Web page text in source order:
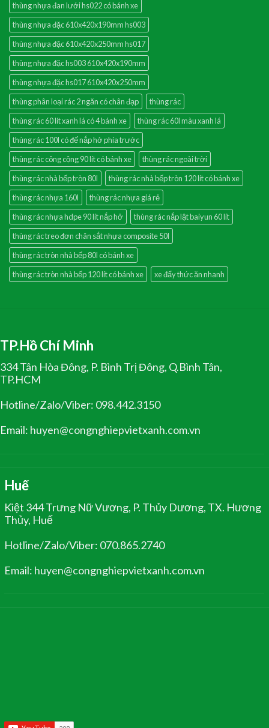
thùng nhựa đan lưới hs022 có bánh xe
thùng nhựa đặc 610x420x190mm hs003
thùng nhựa đặc 610x420x250mm hs017
thùng nhựa đặc hs003 610x420x190mm
thùng nhựa đặc hs017 610x420x250mm
thùng phân loại rác 2 ngăn có chân đạp
thùng rác
thùng rác 60 lít xanh lá có 4 bánh xe
thùng rác 60l màu xanh lá
thùng rác 100l có đế nắp hở phía trước
thùng rác công cộng 90 lít có bánh xe
thùng rác ngoài trời
thùng rác nhà bếp tròn 80l
thùng rác nhà bếp tròn 120 lít có bánh xe
thùng rác nhựa 160l
thùng rác nhựa giá rẻ
thùng rác nhựa hdpe 90 lít nắp hở
thùng rác nắp lật baiyun 60 lít
thùng rác treo đơn chân sắt nhựa composite 50l
thùng rác tròn nhà bếp 80l có bánh xe
thùng rác tròn nhà bếp 120 lít có bánh xe
xe đẩy thức ăn nhanh
TP.Hồ Chí Minh
334 Tân Hòa Đông, P. Bình Trị Đông, Q.Bình Tân,
TP.HCM
Hotline/Zalo/Viber: 098.442.3150
Email: huyen@congnghiepvietxanh.com.vn
Huế
Kiệt 344 Trưng Nữ Vương, P. Thủy Dương, TX. Hương
Thủy, Huế
Hotline/Zalo/Viber: 070.865.2740
Email: huyen@congnghiepvietxanh.com.vn